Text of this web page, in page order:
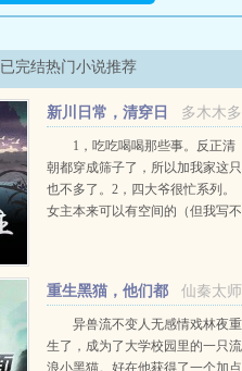
已完结热门小说推荐
多木木多
新川日常，清穿日
常，青川日常，卿卿日常
1，吃吃喝喝那些事。反正清
朝都穿成筛子了，所以加我家这只
也不多了。2，四大爷很忙系列。
女主本来可以有空间的（但我写不
仙秦太师
重生黑猫，他们都
叫我诡异之主
异兽流不变人无感情戏林夜重
生了，成为了大学校园里的一只流
浪小黑猫。好在他获得了一个加点